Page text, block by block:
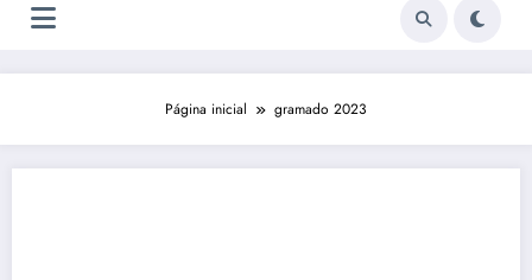
Página inicial gramado 2023